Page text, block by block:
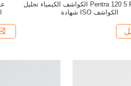
Pentra 120 5 Part ABX الكواشف الكيمياء تحليل
الكواشف ISO شهادة